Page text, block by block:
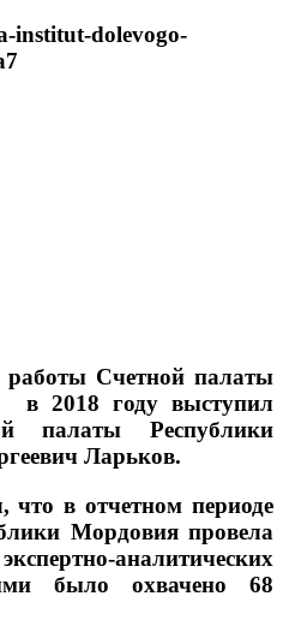
Счетной палаты
в 2018 году выступил
палаты Республики
Ларьков.
в отчетном периоде
Мордовия провела
аналитических
было охвачено 68